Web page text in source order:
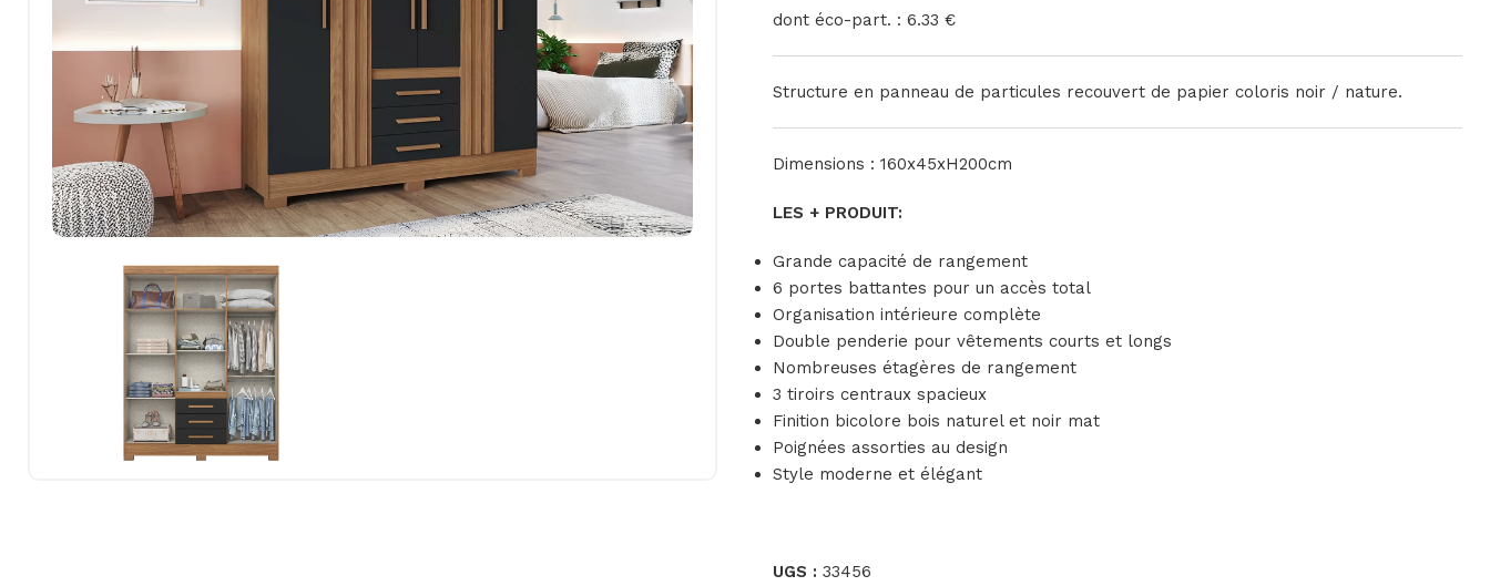
dont éco-part. : 6.33 €
Structure en panneau de particules recouvert de papier coloris noir / nature.
Dimensions : 160x45xH200cm
LES + PRODUIT:
Grande capacité de rangement
6 portes battantes pour un accès total
Organisation intérieure complète
Double penderie pour vêtements courts et longs
Nombreuses étagères de rangement
3 tiroirs centraux spacieux
Finition bicolore bois naturel et noir mat
Poignées assorties au design
Style moderne et élégant
UGS : 33456